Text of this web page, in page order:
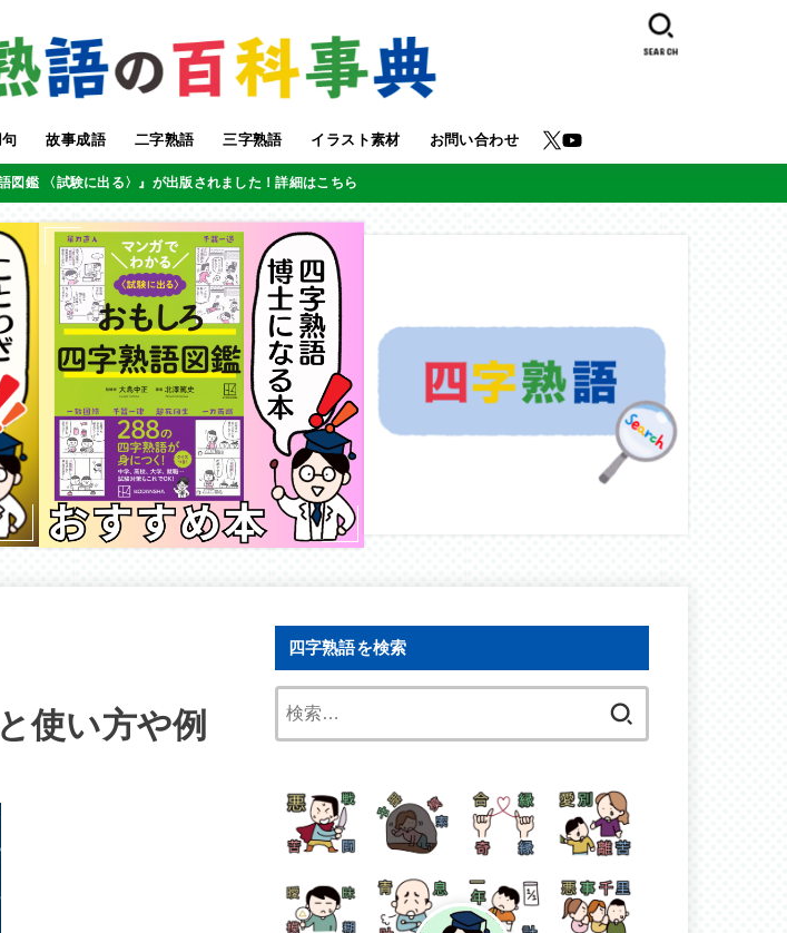
故事成語 二字熟語 三字熟語 イラスト素材 お問い合わせ
SEARCH
図鑑 〈試験に出る〉』が出版されました！詳細はこちら
使い方や例
四字熟語を検索